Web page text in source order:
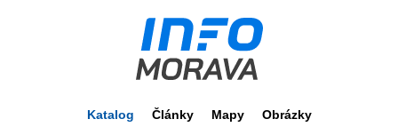
Katalog Články Mapy Obrázky